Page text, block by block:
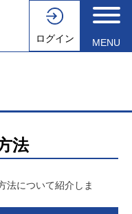
ログイン
MENU
法
法について紹介しま